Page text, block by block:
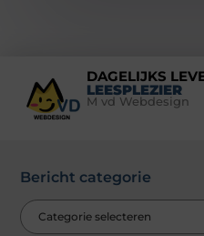
DAGELIJKS
LEESPLEZIER
M vd Webdesign
Bericht categorie